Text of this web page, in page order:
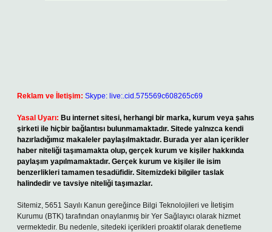
Reklam ve İletişim: Skype: live:.cid.575569c608265c69
Yasal Uyarı: Bu internet sitesi, herhangi bir marka, kurum veya şahıs
şirketi ile hiçbir bağlantısı bulunmamaktadır. Sitede yalnızca kendi
hazırladığımız makaleler paylaşılmaktadır. Burada yer alan içerikler
haber niteliği taşımamakta olup, gerçek kurum ve kişiler hakkında
paylaşım yapılmamaktadır. Gerçek kurum ve kişiler ile isim
benzerlikleri tamamen tesadüfidir. Sitemizdeki bilgiler taslak
halindedir ve tavsiye niteliği taşımazlar.
Sitemiz, 5651 Sayılı Kanun gereğince Bilgi Teknolojileri ve İletişim
Kurumu (BTK) tarafından onaylanmış bir Yer Sağlayıcı olarak hizmet
vermektedir. Bu nedenle, sitedeki içerikleri proaktif olarak denetleme